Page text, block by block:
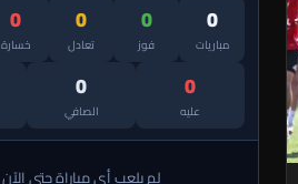
0
مباريات
0
فوز
0
تعادل
0
خسارة
0
عليه
0
الصافي
لم يلعب أي مباراة حتى الآن